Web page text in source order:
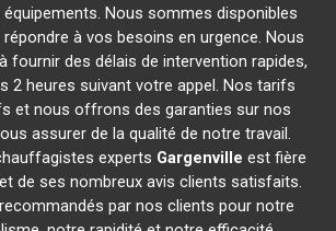
Nous sommes disponibles
à vos besoins en urgence. Nous
fournir des délais de intervention rapides,
2 heures suivant votre appel. Nos tarifs
et nous offrons des garanties sur nos
assurer de la qualité de notre travail.
experts Gargenville est fière
de ses nombreux avis clients satisfaits.
par nos clients pour notre